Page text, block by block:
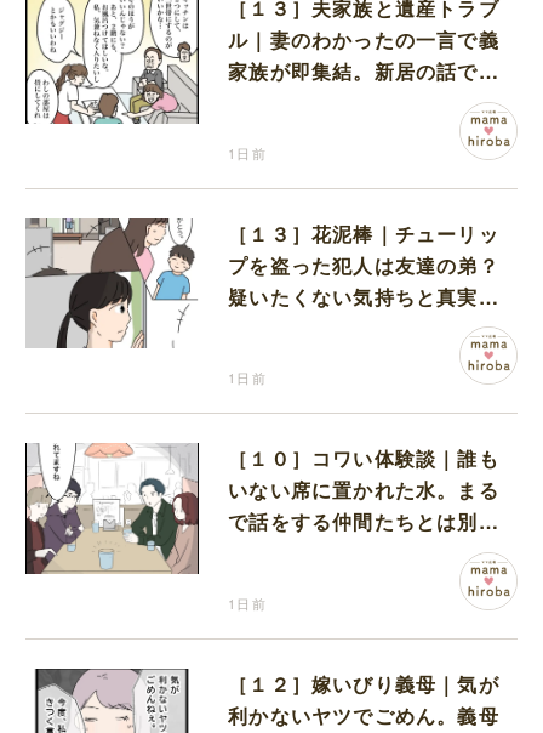
［１３］夫家族と遺産トラブ
ル｜妻のわかったの一言で義
家族が即集結。新居の話で盛
り上がる義家族を置いて実家
1日前
［１３］花泥棒｜チューリッ
プを盗った犯人は友達の弟？
疑いたくない気持ちと真実の
1日前
［１０］コワい体験談｜誰も
いない席に置かれた水。まる
で話をする仲間たちとは別に
1日前
［１２］嫁いびり義母｜気が
利かないヤツでごめん。義母